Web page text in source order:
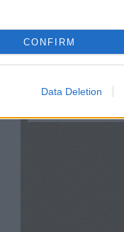
CONFIRM
Data Deletion